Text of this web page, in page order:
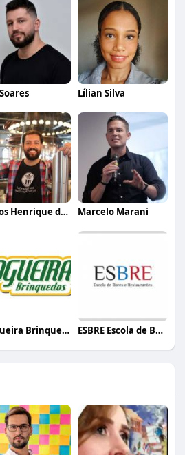
Lílian Silva
Carlos Henrique de Faria Vasconcelos Marcelo Marani
Nogueira Brinquedos ESBRE Escola de Bares e Restaurantes